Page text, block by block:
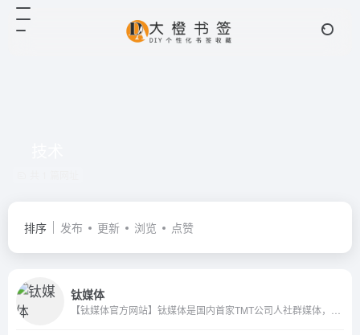
排序 发布 更新 浏览 点赞
钛媒体